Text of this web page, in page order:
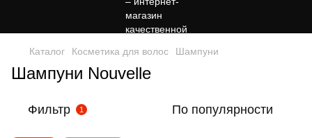
Каталог Косметика для волос Шампуни
Шампуни Nouvelle
Фильтр 1 По популярности